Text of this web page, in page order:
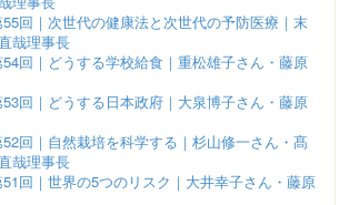
回｜次世代の健康法と次世代の予防医療｜末
哉理事長
回｜どうする学校給食｜重松雄子さん・藤原
回｜どうする日本政府｜大泉博子さん・藤原
回｜自然栽培を科学する｜杉山修一さん・髙
哉理事長
回｜世界の5つのリスク｜大井幸子さん・藤原